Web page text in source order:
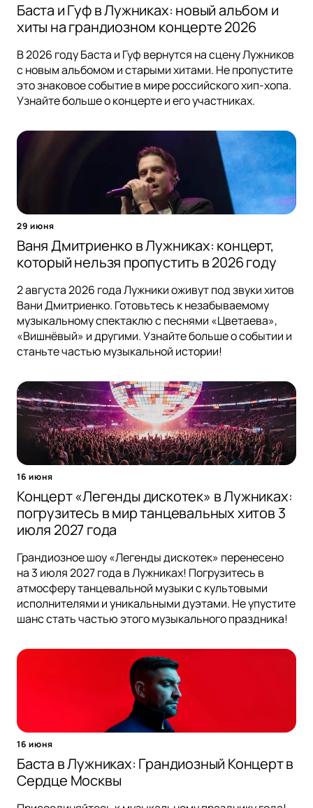
Баста и Гуф в Лужниках: новый альбом и
хиты на грандиозном концерте 2026
В 2026 году Баста и Гуф вернутся на сцену Лужников
с новым альбомом и старыми хитами. Не пропустите
это знаковое событие в мире российского хип-хопа.
Узнайте больше о концерте и его участниках.
29 июня
Ваня Дмитриенко в Лужниках: концерт,
который нельзя пропустить в 2026 году
2 августа 2026 года Лужники оживут под звуки хитов
Вани Дмитриенко. Готовьтесь к незабываемому
музыкальному спектаклю с песнями «Цветаева»,
«Вишнёвый» и другими. Узнайте больше о событии и
станьте частью музыкальной истории!
16 июня
Концерт «Легенды дискотек» в Лужниках:
погрузитесь в мир танцевальных хитов 3
июля 2027 года
Грандиозное шоу «Легенды дискотек» перенесено
на 3 июля 2027 года в Лужниках! Погрузитесь в
атмосферу танцевальной музыки с культовыми
исполнителями и уникальными дуэтами. Не упустите
шанс стать частью этого музыкального праздника!
16 июня
Баста в Лужниках: Грандиозный Концерт в
Сердце Москвы